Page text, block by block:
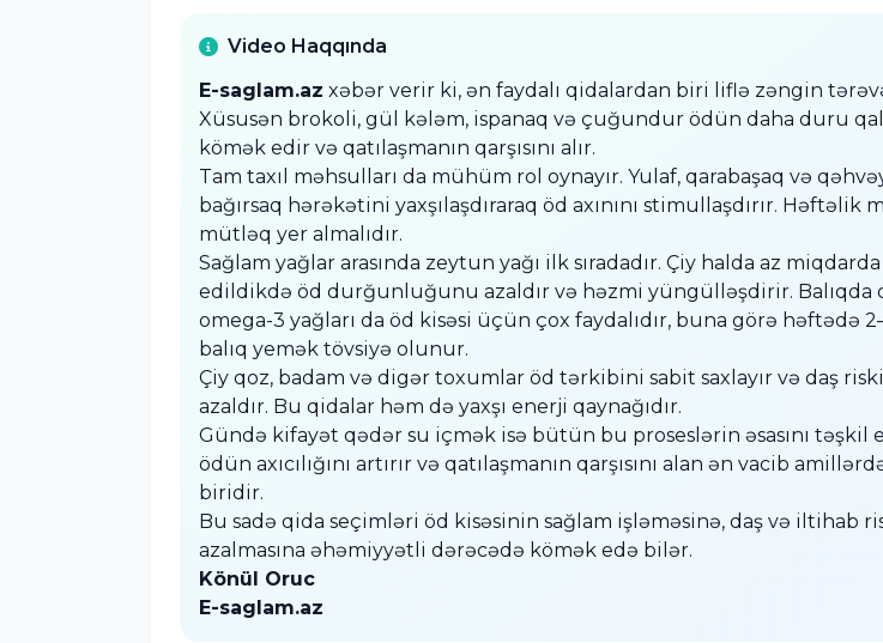
Video Haqqında
E-saglam.az xəbər verir ki, ən faydalı qidalardan biri liflə zəngin
Xüsusən brokoli, gül kələm, ispanaq və çuğundur ödün daha duru
kömək edir və qatılaşmanın qarşısını alır.
Tam taxıl məhsulları da mühüm rol oynayır. Yulaf, qarabaşaq və
bağırsaq hərəkətini yaxşılaşdıraraq öd axınını stimullaşdırır. Həftəlik
mütləq yer almalıdır.
Sağlam yağlar arasında zeytun yağı ilk sıradadır. Çiy halda az
edildikdə öd durğunluğunu azaldır və həzmi yüngülləşdirir. Balıqda
omega-3 yağları da öd kisəsi üçün çox faydalıdır, buna görə həftədə
balıq yemək tövsiyə olunur.
Çiy qoz, badam və digər toxumlar öd tərkibini sabit saxlayır və daş
azaldır. Bu qidalar həm də yaxşı enerji qaynağıdır.
Gündə kifayət qədər su içmək isə bütün bu proseslərin əsasını təşkil
ödün axıcılığını artırır və qatılaşmanın qarşısını alan ən vacib
biridir.
Bu sadə qida seçimləri öd kisəsinin sağlam işləməsinə, daş və iltihab
azalmasına əhəmiyyətli dərəcədə kömək edə bilər.
Könül Oruc
E-saglam.az